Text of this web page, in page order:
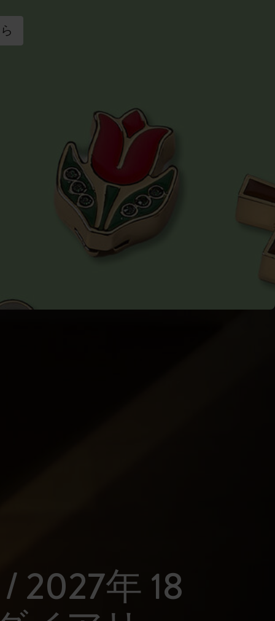
2027年 18